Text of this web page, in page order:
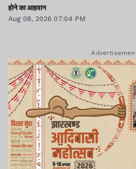
होने का आहवान
Aug 08, 2026 07:04 PM